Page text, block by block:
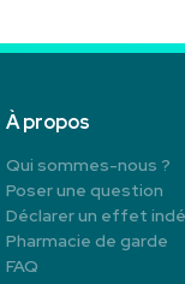
À propos
Qui sommes-nous ?
Poser une question
Déclarer un effet
Pharmacie de garde
FAQ